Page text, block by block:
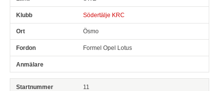
Södertälje KRC
Ösmo
Formel Opel Lotus
11